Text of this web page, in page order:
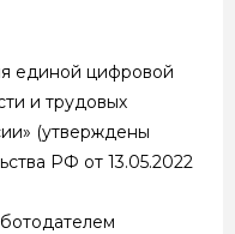
единой цифровой
и трудовых
(утверждены
РФ от 13.05.2022